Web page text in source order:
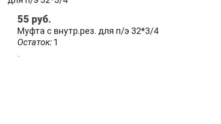
Остаток:1
Муфта с внутр.рез. для п/э 32*3/4
55 руб.